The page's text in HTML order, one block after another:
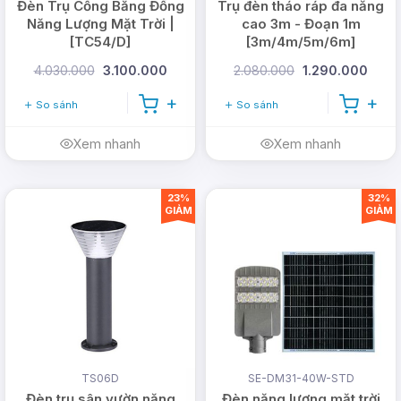
Chính sách bán hàng và hậu
Với chính sách bán hàng và bảo hành của DMT
bạn có thể hoàn toàn yên tâm về những vấn
Đèn Trụ Cổng Bằng Đồng
Năng Lượng Mặt Trời |
[TC54/D]
4.030.000 3.100.000
So sánh
Xem nhanh
Trụ đèn tháo ráp đa năng
cao 3m - Đoạn 1m
[3m/4m/5m/6m]
2.080.000 1.290.000
So sánh
Xem nhanh
TS06D
23%
GIẢM
SE-DM31-40W-STD
32%
GIẢM